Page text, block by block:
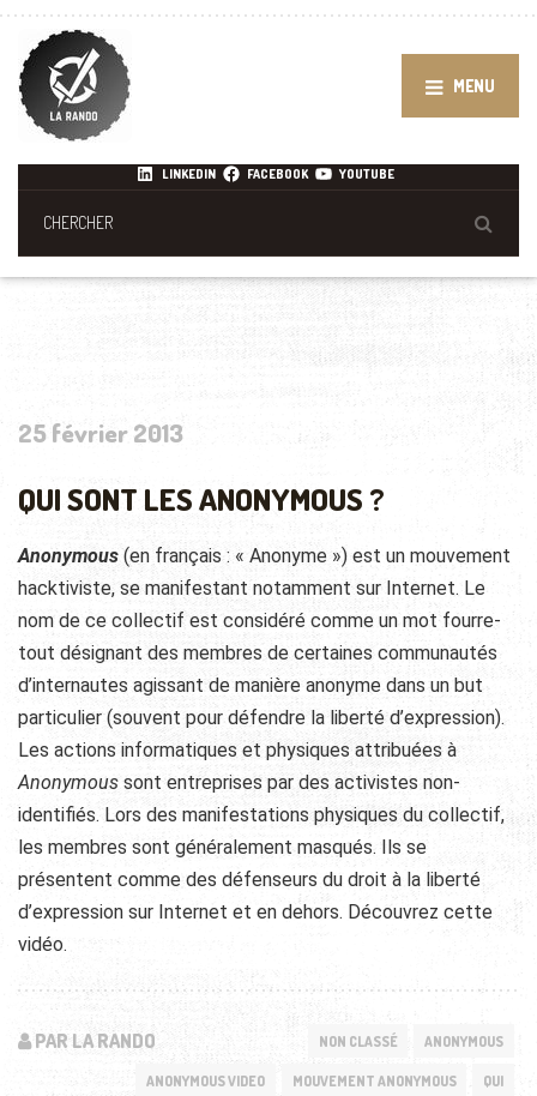
MENU
LINKEDIN FACEBOOK YOUTUBE
25 février 2013
QUI SONT LES ANONYMOUS ?
Anonymous(en français : « Anonyme ») est un mouvement
hacktiviste, se manifestant notamment sur Internet. Le
nom de ce collectif est considéré comme un mot fourre-
tout désignant des membres de certaines communautés
d’internautes agissant de manière anonyme dans un but
particulier (souvent pour défendre la liberté d’expression).
Les actions informatiques et physiques attribuées à
Anonymous sont entreprises par des activistes non-
identifiés. Lors des manifestations physiques du collectif,
les membres sont généralement masqués. Ils se
présentent comme des défenseurs du droit à la liberté
d’expression sur Internet et en dehors. Découvrez cette
vidéo.
PAR LA RANDO NON CLASSÉ ANONYMOUS
ANONYMOUS VIDEO MOUVEMENT ANONYMOUS QUI